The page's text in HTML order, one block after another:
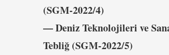
(SGM-2022/4)
–– Deniz Teknolojileri ve
Tebliğ (SGM-2022/5)